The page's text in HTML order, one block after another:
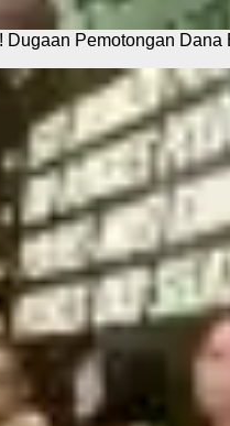
Dugaan Pemotongan